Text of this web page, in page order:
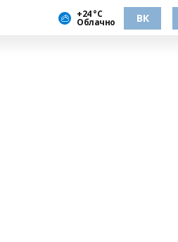
+24 °С
Облачно ВК